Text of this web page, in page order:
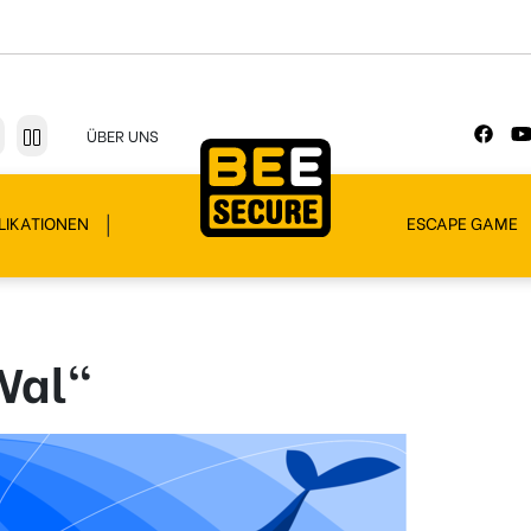
ÜBER UNS
ESCAPE GAME